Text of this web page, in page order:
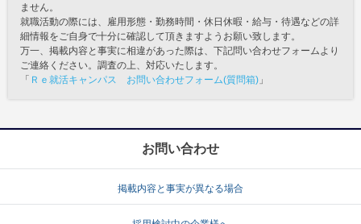
ません。
就職活動の際には、雇用形態・勤務時間・休日休暇・給与・待遇などの詳
細情報をご自身で十分に確認して頂きますようお願い致します。
万一、掲載内容と事実に相違があった際は、下記問い合わせフォームより
ご連絡ください。調査の上、対応いたします。
「 Ｒｅ就活キャンパス お問い合わせフォーム(質問箱) 」
お問い合わせ
掲載内容と事実が異なる場合